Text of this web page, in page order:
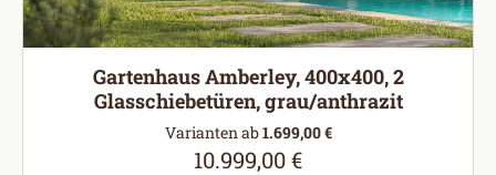
Gartenhaus Amberley, 400x400, 2
Glasschiebetüren, grau/anthrazit
Varianten ab1.699,00 €
Regulärer Preis:
10.999,00 €